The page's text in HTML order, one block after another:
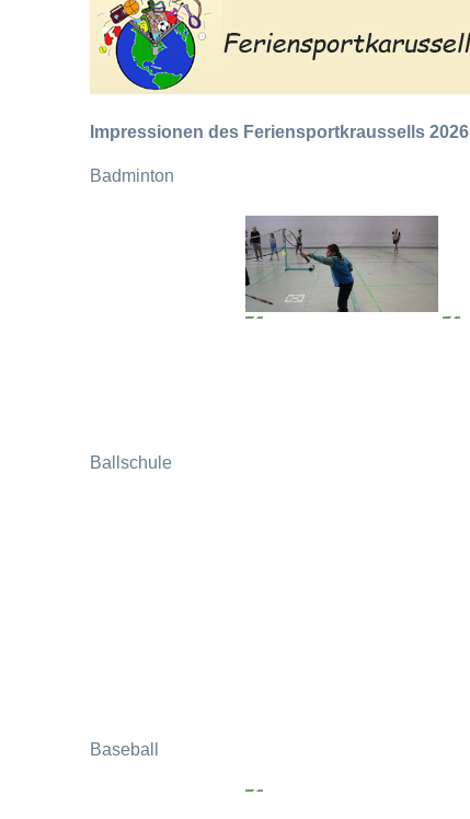
Impressionen des Feriensportkraussells 2026
Badminton
Ballschule
Baseball